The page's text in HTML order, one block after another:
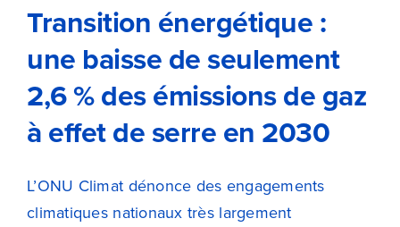
Transition énergétique :
une baisse de seulement
2,6 % des émissions de gaz
à effet de serre en 2030
L’ONU Climat dénonce des engagements
climatiques nationaux très largement